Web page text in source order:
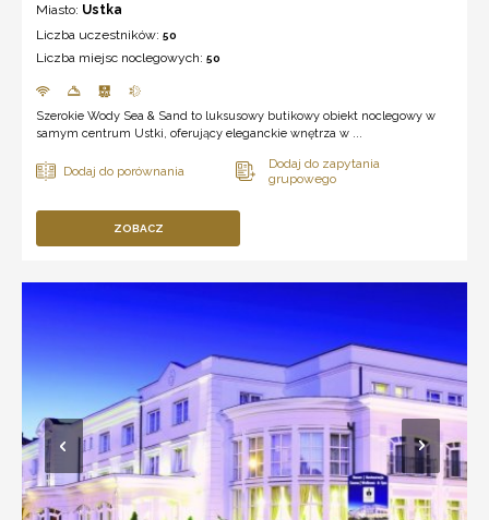
Miasto: Ustka
Liczba uczestników: 50
Liczba miejsc noclegowych: 50
Szerokie Wody Sea & Sand to luksusowy butikowy obiekt noclegowy w
samym centrum Ustki, oferujący eleganckie wnętrza w ...
ZOBACZ